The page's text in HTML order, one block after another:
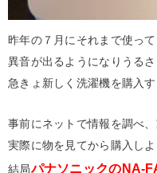
昨年の７月にそれまで使っ
異音が出るようになりうる
急きょ新しく洗濯機を購入す
事前にネットで情報を調べ
実際に物を見てから購入し
結局パナソニックのNA-